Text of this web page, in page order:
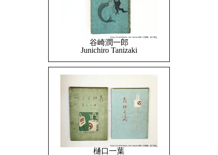
谷崎潤一郎
Junichiro Tanizaki
樋口一葉